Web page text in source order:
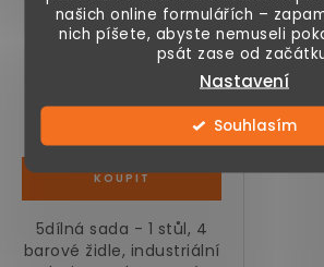
našich online formulářích –
nich píšete, abyste nemuseli
psát zase od
Nastavení
Souhlasím
6 990 Kč
5dílná sada - 1 stůl, 4
barové židle, industriální